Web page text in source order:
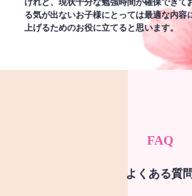
る気が出ないお子様にとっては最適な内容
上げるためのお役に立てると思います。
FAQ
よくある質問